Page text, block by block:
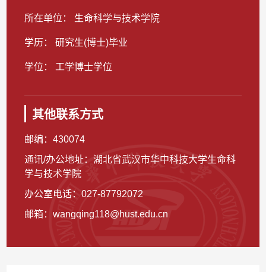
所在单位： 生命科学与技术学院
学历： 研究生(博士)毕业
学位： 工学博士学位
其他联系方式
邮编：430074
通讯/办公地址：湖北省武汉市华中科技大学生命科
学与技术学院
办公室电话：027-87792072
邮箱：wangqing118@hust.edu.cn